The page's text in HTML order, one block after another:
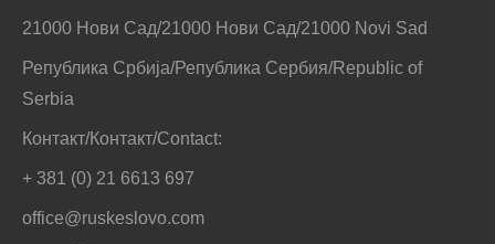
21000 Нови Сад/21000 Нови Сад/21000 Novi Sad
Република Србија/Република Сербия/Republic of
Serbia
Контакт/Контакт/Contact:
+ 381 (0) 21 6613 697
office@ruskeslovo.com